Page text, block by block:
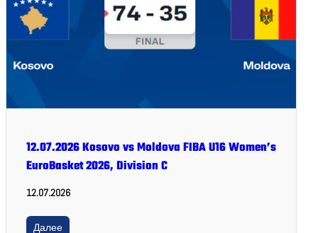
12.07.2026 Kosovo vs Moldova FIBA U16 Women’s
EuroBasket 2026, Division C
12.07.2026
Далее